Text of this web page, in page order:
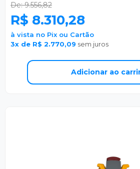
De: 9.556,82
R$ 8.310,28
à vista no Pix ou Cartão
3x de R$ 2.770,09 sem juros
Adicionar ao